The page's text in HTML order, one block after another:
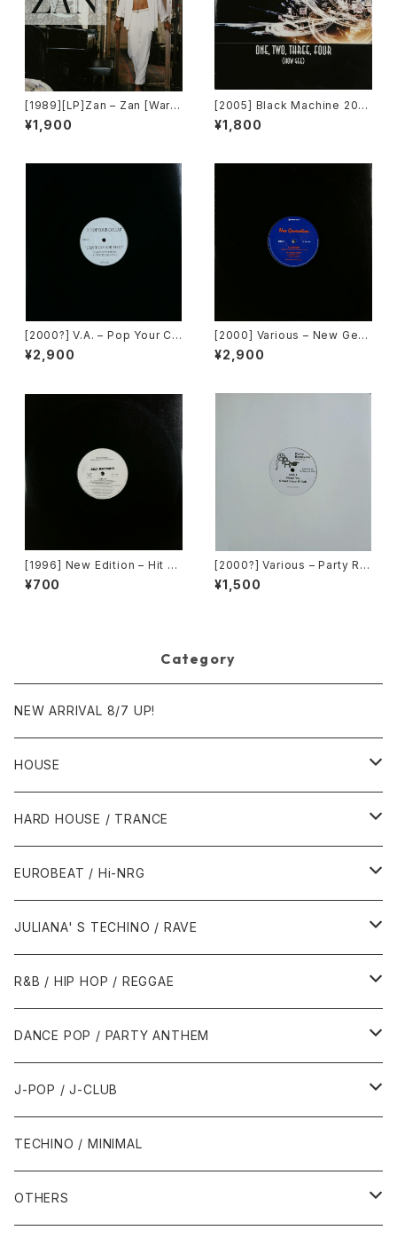
[1989][LP]Zan – Zan [Warn
er Bros. Records]
¥1,900
[2005] Black Machine 200
5 – One, Two, Three, Four
(How Gee) [PLM Records]
¥1,800
[2000?] V.A. – Pop Your Co
llar / Can't Go For That [No
t On Label][PROMO]
¥2,900
[2000] Various – New Gen
eration / Back To The "Dis
co" ~私もDiscoへ連れていっ
¥2,900
[1996] New Edition – Hit M
e Off [MCA Records][PRO
MO]
¥700
[2000?] Various – Party Re
mixers Volume 5 [OPR]
¥1,500
Category
NEW ARRIVAL 8/7 UP!
HOUSE
1980年代
1987年・以前
1988年
1990年代
1990年
1991年
1996年
2000年代
2000年
2001年
2010年代
2010年
2011年
HARD HOUSE / TRANCE
1990年代
1994年・以前
1995年
2000年代
2000年
2001年
EUROBEAT / Hi-NRG
1980年代
1986年・以前
1987年
1990年代
1990年
1991年
2000年代
JULIANA' S TECHINO / RAVE
1990年代
1990年
1991年
2000年代
2000年
2001年
R&B / HIP HOP / REGGAE
1980年代
1985年・以前
1986年
1990年代
1990年
1991年
2000年代
2000年
DANCE POP / PARTY ANTHEM
1980年代
1988年・以前
1989年
1990年代
1990年
2000年代
J-POP / J-CLUB
1980年代
1990年代
TECHINO / MINIMAL
OTHERS